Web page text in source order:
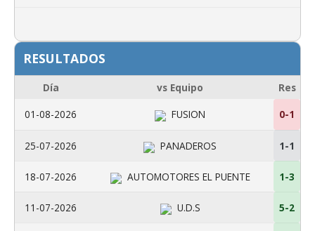
RESULTADOS
Día vs Equipo
Res
01-08-2026
FUSION 0-1
25-07-2026 PANADEROS 1-1
18-07-2026 AUTOMOTORES EL PUENTE 1-3
11-07-2026 U.D.S 5-2